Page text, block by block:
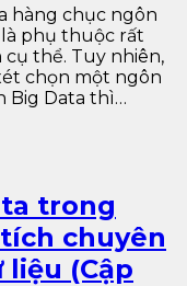
hàng chục ngôn
phụ thuộc rất
thể. Tuy nhiên,
chọn một ngôn
Big Data thì…
trong
chuyên
(Cập